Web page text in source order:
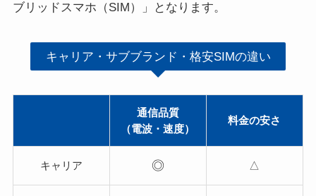
ブリッドスマホ（SIM）」となります。
キャリア・サブブランド・格安SIMの違い
通信品質
（電波・速度）
料金の安さ
キャリア ◎ △